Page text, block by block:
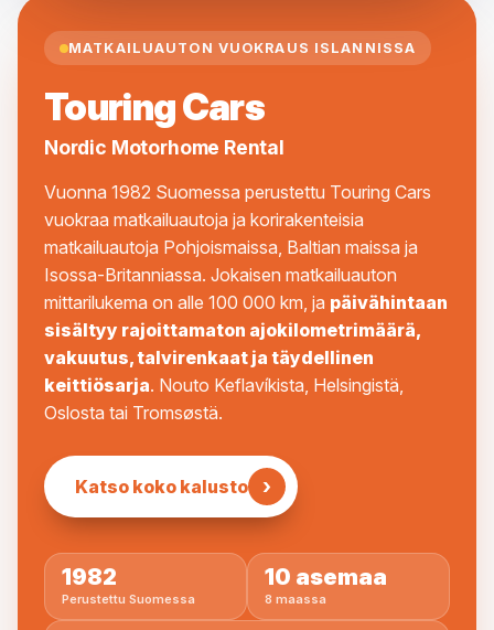
MATKAILUAUTON VUOKRAUS ISLANNISSA
Touring Cars
Nordic Motorhome Rental
Vuonna 1982 Suomessa perustettu Touring Cars
vuokraa matkailuautoja ja korirakenteisia
matkailuautoja Pohjoismaissa, Baltian maissa ja
Isossa-Britanniassa. Jokaisen matkailuauton
mittarilukema on alle 100 000 km, ja päivähintaan
sisältyy rajoittamaton ajokilometrimäärä,
vakuutus, talvirenkaat ja täydellinen
keittiösarja. Nouto Keflavíkista, Helsingistä,
Oslosta tai Tromsøstä.
Katso koko kalusto ›
1982
Perustettu Suomessa
10 asemaa
8 maassa